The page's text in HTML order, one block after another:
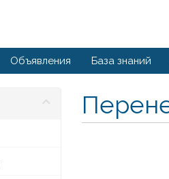
Объявления База знаний